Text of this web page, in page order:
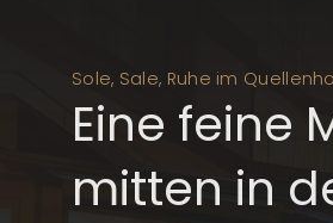
Eine feine
mitten in
Sole, Sale, Ruhe im